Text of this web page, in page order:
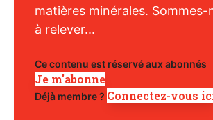
matières minérales.
à relever...
Ce contenu est réservé aux abonnés
Je m'abonne
Déjà membre ? Connectez-vous